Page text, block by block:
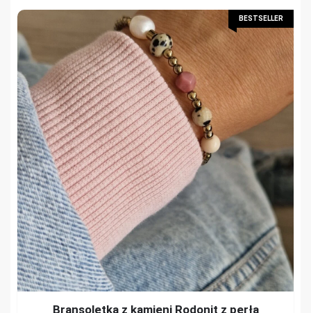
BESTSELLER
Bransoletka z kamieni Rodonit z perłą